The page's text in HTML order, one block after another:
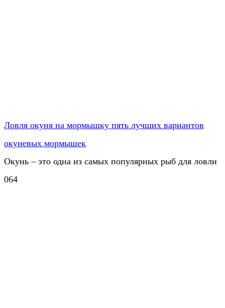
Ловля окуня на мормышку пять лучших вариантов
окуневых мормышек
Окунь – это одна из самых популярных рыб для ловли
064